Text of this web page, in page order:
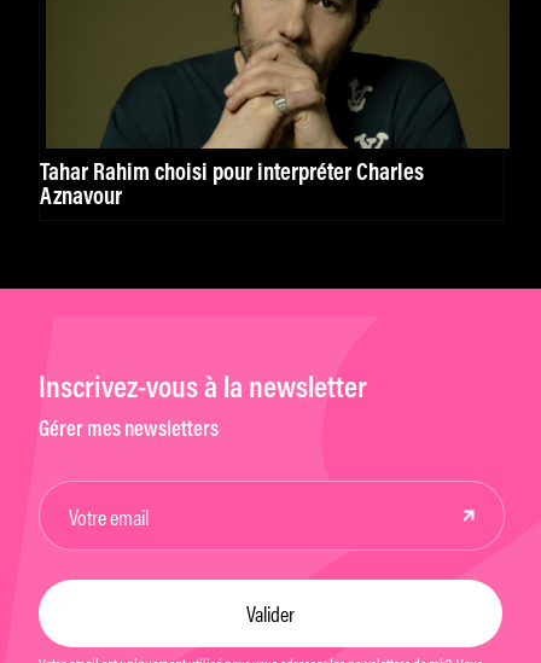
Tahar Rahim choisi pour interpréter Charles
Aznavour
Inscrivez-vous à la newsletter
Gérer mes newsletters